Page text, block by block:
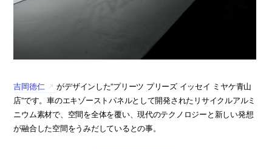
吉岡徳仁
がデザインした”プリーツ プリーズ イッセイ ミヤケ青山
店”です。車のエキゾーストパネルとして開発されたリサイクルアルミ
ニウム素材で、空間を全体を覆い、現代のテクノロジーと新しい発想
が融合した空間をうみだしているとの事。